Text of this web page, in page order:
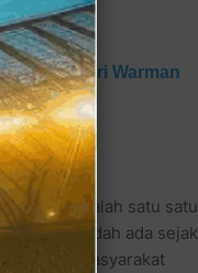
H. Andri Warman
salah satu satu
sudah ada sejak
motivasi masyarakat